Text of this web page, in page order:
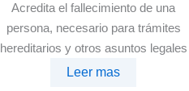
Acredita el fallecimiento de una
persona, necesario para trámites
hereditarios y otros asuntos legales
Leer mas